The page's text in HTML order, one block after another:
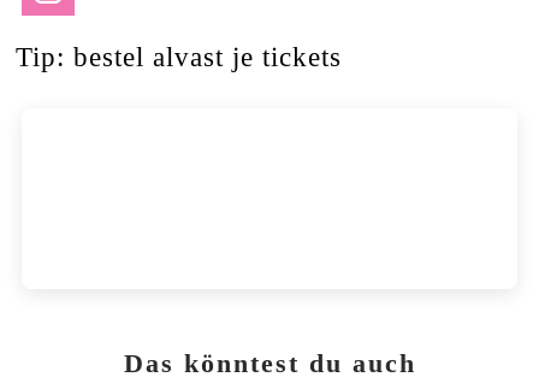
Tip: bestel alvast je tickets
Das könntest du auch